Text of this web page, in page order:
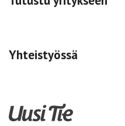
Yhteistyössä